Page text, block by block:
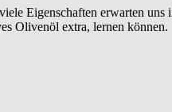
Eigenschaften erwarten
Olivenöl extra, lernen können.